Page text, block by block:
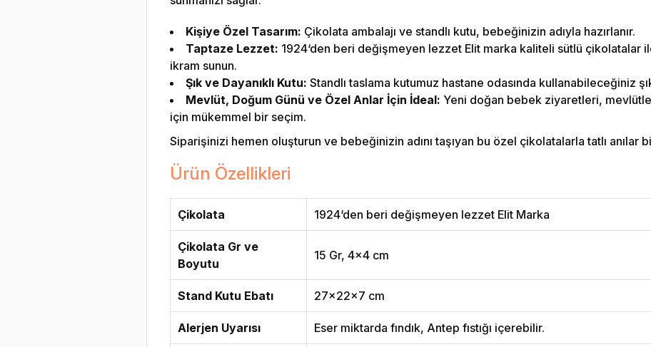
Kişiye Özel Tasarım: Çikolata ambalajı ve standlı kutu, bebeğinizin adıyla hazırlanır.
Taptaze Lezzet: 1924‘den beri değişmeyen lezzet Elit marka kaliteli sütlü çikolatalar
ikram sunun.
Şık ve Dayanıklı Kutu: Standlı taslama kutumuz hastane odasında kullanabileceğiniz
Mevlüt, Doğum Günü ve Özel Anlar İçin İdeal: Yeni doğan bebek ziyaretleri,
için mükemmel bir seçim.
Siparişinizi hemen oluşturun ve bebeğinizin adını taşıyan bu özel çikolatalarla tatlı anılar
Ürün Özellikleri
Çikolata 1924‘den beri değişmeyen lezzet Elit Marka
Çikolata Gr ve
Boyutu
15 Gr, 4x4 cm
Stand Kutu Ebatı 27x22x7 cm
Alerjen Uyarısı Eser miktarda fındık, Antep fıstığı içerebilir.